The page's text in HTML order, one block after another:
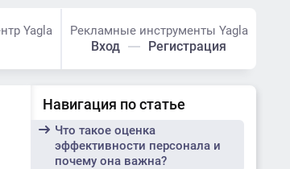
Yagla Рекламные инструменты Yagla
Вход Регистрация
Навигация по статье
Что такое оценка
эффективности персонала и
почему она важна?